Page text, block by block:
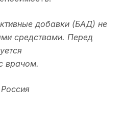
добавки (БАД) не
средствами. Перед
врачом.